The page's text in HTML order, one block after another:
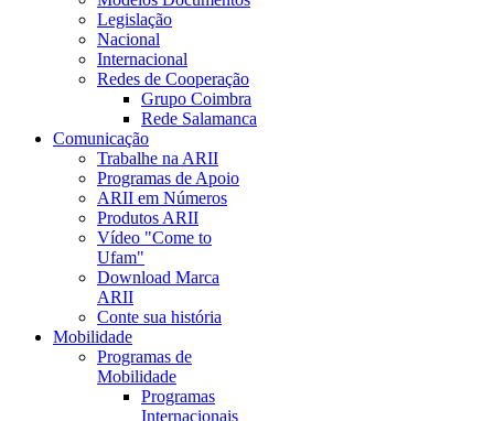
Legislação
Nacional
Internacional
Redes de Cooperação
Grupo Coimbra
Rede Salamanca
Comunicação
Trabalhe na ARII
Programas de Apoio
ARII em Números
Produtos ARII
Vídeo "Come to
Ufam"
Download Marca
ARII
Conte sua história
Mobilidade
Programas de
Mobilidade
Programas
Internacionais